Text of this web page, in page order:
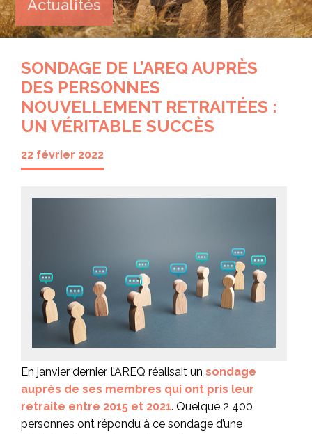
Actualités
SONDAGE DE L’AREQ AUPRÈS
DES PERSONNES
NOUVELLEMENT RETRAITÉES :
UN VÉRITABLE SUCCÈS
22 février 2022
En janvier dernier, l’AREQ réalisait un sondage
auprès de ses membres qui ont pris leur
retraite entre 2015 et 2021. Quelque 2 400
personnes ont répondu à ce sondage d’une